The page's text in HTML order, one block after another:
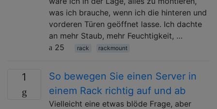
was ich brauche, wenn ich die hinteren und
vorderen Türen geöffnet lasse. Ich dachte
an mehr Staub, mehr Feuchtigkeit, …
25
rack rackmount
1
So bewegen Sie einen Server in
einem Rack richtig auf und ab
Vielleicht eine etwas blöde Frage, aber